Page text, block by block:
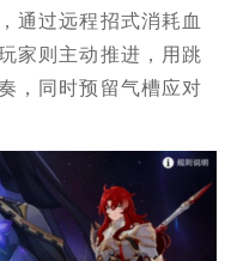
通过远程招式消耗血
家则主动推进，用跳
，同时预留气槽应对